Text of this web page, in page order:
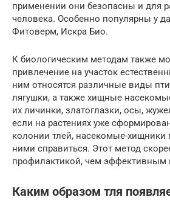
применении они безопасны и для
человека. Особенно популярны у
Фитоверм, Искра Био.
К биологическим методам также
привлечение на участок
ним относятся различные виды
лягушки, а также хищные
их личинки, златоглазки, осы,
если на растениях уже
колонии тлей, насекомые-хищники
ними справиться. Этот метод
профилактикой, чем
Каким образом тля